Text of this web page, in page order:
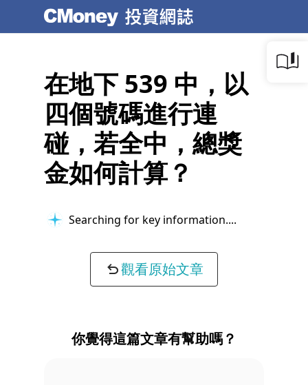
在地下 539 中，以
四個號碼進行連
碰，若全中，總獎
金如何計算？
Searching for key information...
觀看原始文章
你覺得這篇文章有幫助嗎？